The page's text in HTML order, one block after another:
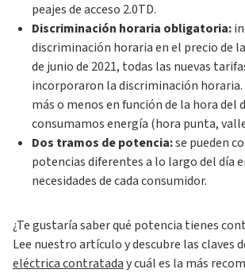
peajes de acceso 2.0TD.
Discriminación horaria obligatoria:
discriminación horaria en el precio de
de junio de 2021, todas las nuevas
incorporaron la discriminación horaria.
más o menos en función de la hora del
consumamos energía (hora punta,
Dos tramos de potencia:se pueden
potencias diferentes a lo largo del día
necesidades de cada consumidor.
¿Te gustaría saber qué potencia tienes
Lee nuestro artículo y descubre las claves
eléctrica contrataday cuál es la más